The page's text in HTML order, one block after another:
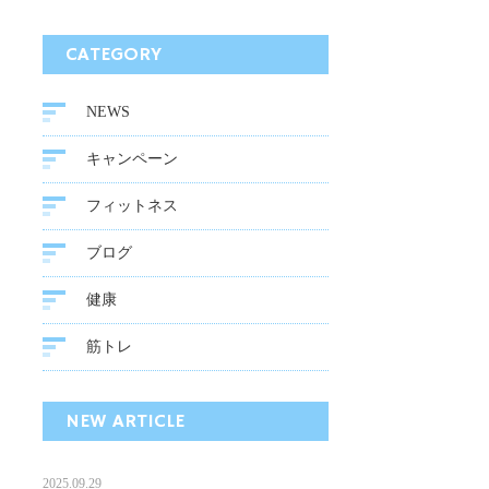
CATEGORY
NEWS
キャンペーン
フィットネス
ブログ
健康
筋トレ
NEW ARTICLE
2025.09.29